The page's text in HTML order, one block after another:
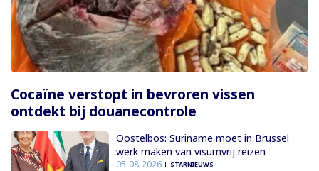
Cocaïne verstopt in bevroren vissen
ontdekt bij douanecontrole
Oostelbos: Suriname moet in Brussel
werk maken van visumvrij reizen
05-08-2026 STARNIEUWS